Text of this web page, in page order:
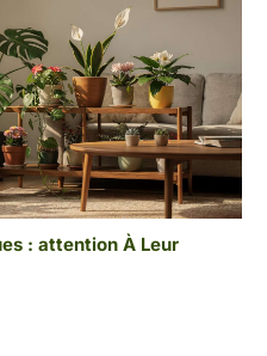
: attention À Leur